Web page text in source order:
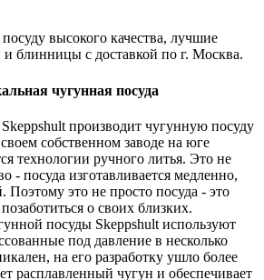
высокого качества, лучшие
блинницы с доставкой по г. Москва.
чугунная посуда
производит чугунную посуду
собственном заводе на юге
технологии ручного литья. Это не
- посуда изготавливается медленно,
Поэтому это не просто посуда - это
о своих близких.
посуды Skeppshult используют
под давление в несколько
на его разработку ушло более
расплавленный чугун и обеспечивает